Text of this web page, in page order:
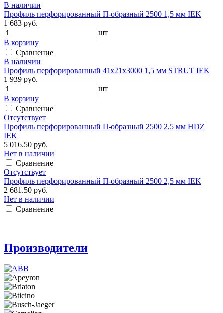
В наличии
Профиль перфорированный П-образный 2500 1,5 мм IEK
1 683 руб.
шт
В корзину
Сравнение
В наличии
Профиль перфорированный 41х21х3000 1,5 мм STRUT IEK
1 939 руб.
шт
В корзину
Сравнение
Отсутствует
Профиль перфорированный П-образный 2500 2,5 мм HDZ
IEK
5 016.50 руб.
Нет в наличии
Сравнение
Отсутствует
Профиль перфорированный П-образный 2500 2,5 мм IEK
2 681.50 руб.
Нет в наличии
Сравнение
Производители